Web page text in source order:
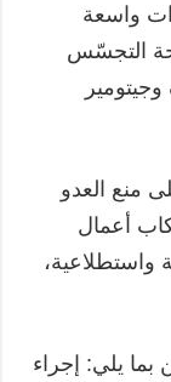
واسعة
التجسّس
منع العدو
أعمال
واستطلاعية،
يلي: إجراء